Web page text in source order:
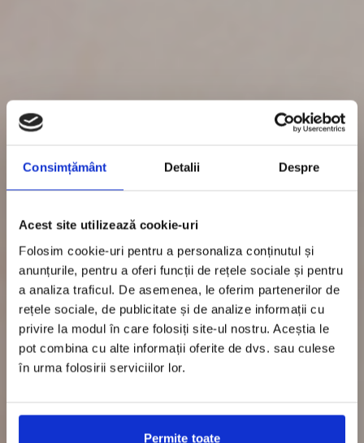
Consimțământ Detalii Despre
Acest site utilizează cookie-uri
Folosim cookie-uri pentru a personaliza conținutul și
anunțurile, pentru a oferi funcții de rețele sociale și pentru
a analiza traficul. De asemenea, le oferim partenerilor de
rețele sociale, de publicitate și de analize informații cu
privire la modul în care folosiți site-ul nostru. Aceștia le
pot combina cu alte informații oferite de dvs. sau culese
în urma folosirii serviciilor lor.
Permite toate